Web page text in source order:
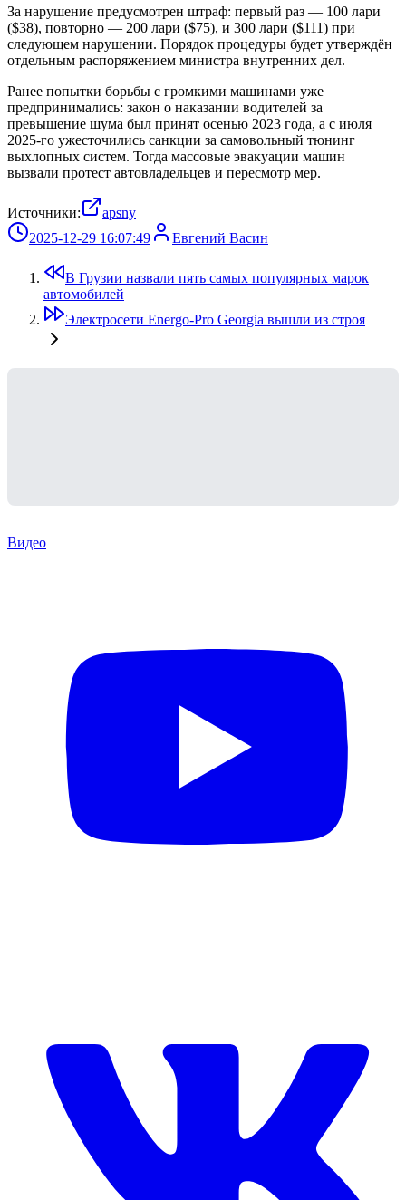
За нарушение предусмотрен штраф: первый раз — 100 лари
($38), повторно — 200 лари ($75), и 300 лари ($111) при
следующем нарушении. Порядок процедуры будет утверждён
отдельным распоряжением министра внутренних дел.
Ранее попытки борьбы с громкими машинами уже
предпринимались: закон о наказании водителей за
превышение шума был принят осенью 2023 года, а с июля
2025-го ужесточились санкции за самовольный тюнинг
выхлопных систем. Тогда массовые эвакуации машин
вызвали протест автовладельцев и пересмотр мер.
Источники:
apsny
2025-12-29 16:07:49
Евгений Васин
В Грузии назвали пять самых популярных марок
автомобилей
Электросети Energo-Pro Georgia вышли из строя
Видео